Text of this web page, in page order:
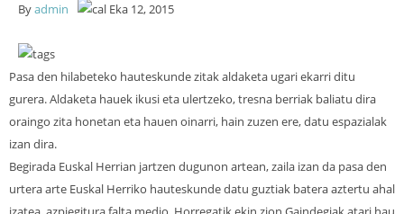
Byadmin Eka 12, 2015
Pasa den hilabeteko hauteskunde zitak aldaketa ugari ekarri ditu
gurera. Aldaketa hauek ikusi eta ulertzeko, tresna berriak baliatu dira
oraingo zita honetan eta hauen oinarri, hain zuzen ere, datu espazialak
izan dira.
Begirada Euskal Herrian jartzen dugunon artean, zaila izan da pasa den
urtera arte Euskal Herriko hauteskunde datu guztiak batera aztertu ahal